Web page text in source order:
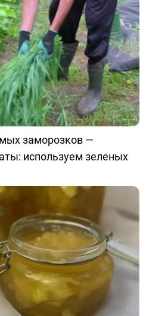
заморозков —
используем зеленых